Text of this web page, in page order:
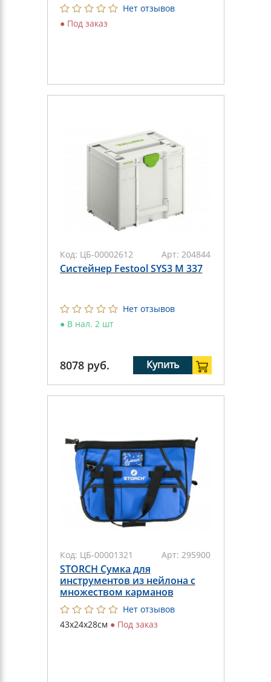
Нет отзывов
● Под заказ
Код: ЦБ-00002612 Арт: 204844
Систейнер Festool SYS3 M 337
Нет отзывов
● В нал. 2 шт
8078 руб. Купить
Код: ЦБ-00001321 Арт: 295900
STORCH Сумка для
инструментов из нейлона с
множеством карманов
Нет отзывов
43х24х28см ● Под заказ